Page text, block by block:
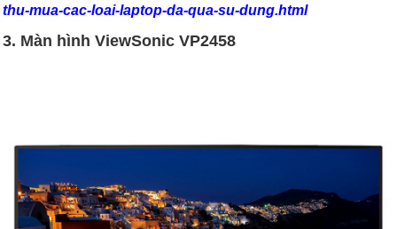
thu-mua-cac-loai-laptop-da-qua-su-dung.html
3. Màn hình ViewSonic VP2458